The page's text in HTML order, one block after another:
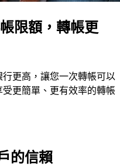
限額，轉帳更
更高，讓您一次轉帳可以
更簡單、更有效率的轉帳
的信賴